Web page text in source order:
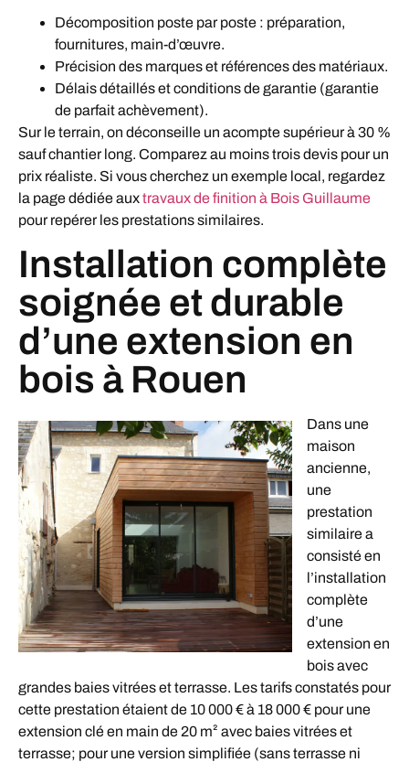
Décomposition poste par poste : préparation,
fournitures, main-d’œuvre.
Précision des marques et références des matériaux.
Délais détaillés et conditions de garantie (garantie
de parfait achèvement).
Sur le terrain, on déconseille un acompte supérieur à 30 %
sauf chantier long. Comparez au moins trois devis pour un
prix réaliste. Si vous cherchez un exemple local, regardez
la page dédiée auxtravaux de finition à Bois Guillaume
pour repérer les prestations similaires.
Installation complète
soignée et durable
d’une extension en
bois à Rouen
Dans une
maison
ancienne,
une
prestation
similaire a
consisté en
l’installation
complète
d’une
extension en
bois avec
grandes baies vitrées et terrasse. Les tarifs constatés pour
cette prestation étaient de 10 000 € à 18 000 € pour une
extension clé en main de 20 m² avec baies vitrées et
terrasse; pour une version simplifiée (sans terrasse ni